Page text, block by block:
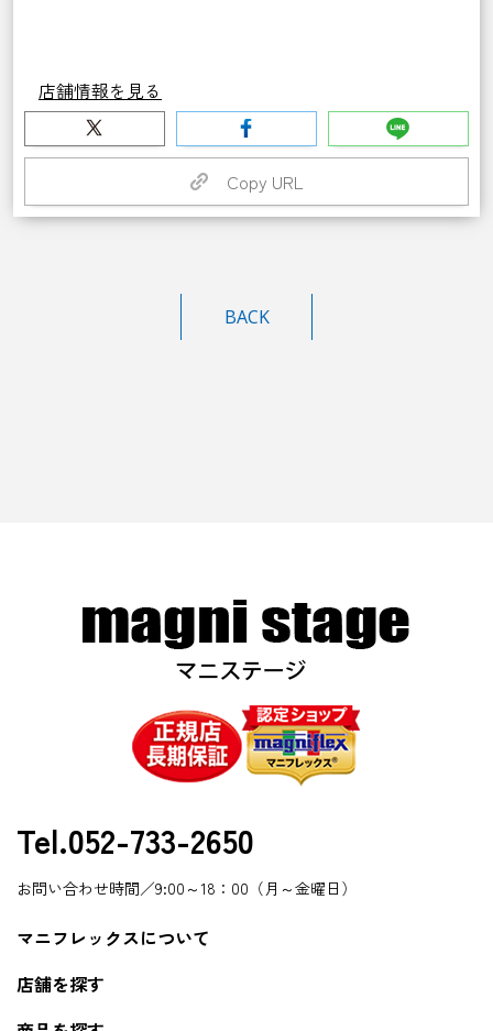
店舗情報を見る
Copy URL
BACK
Tel.052-733-2650
お問い合わせ時間／9:00～18：00（月～金曜日）
マニフレックスについて
店舗を探す